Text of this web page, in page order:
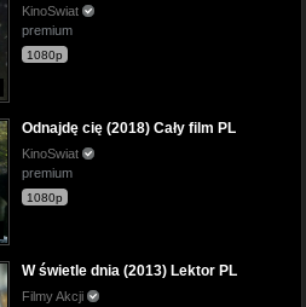
KinoSwiat
premium
1080p
Odnajdę cię (2018) Cały film PL
KinoSwiat
premium
1080p
W świetle dnia (2013) Lektor PL
Filmy Akcji